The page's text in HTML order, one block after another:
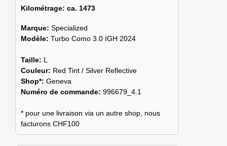
Kilométrage: ca. 1473
Marque: Specialized
Modèle: Turbo Como 3.0 IGH 2024
Taille: L
Couleur: Red Tint / Silver Reflective
Shop*: Geneva
Numéro de commande: 996679_4.1
* pour une livraison via un autre shop, nous
facturons CHF100